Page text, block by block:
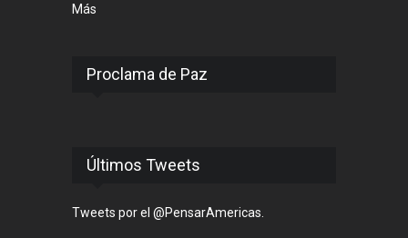
Más
Proclama de Paz
Últimos Tweets
Tweets por el @PensarAmericas.